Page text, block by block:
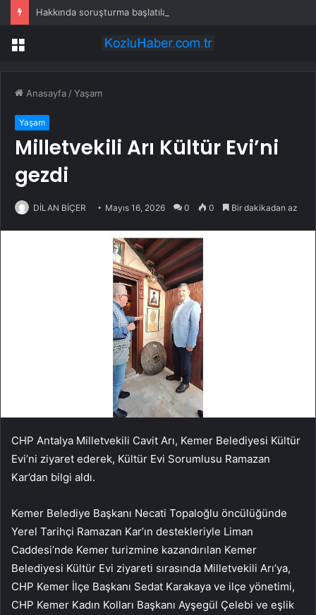
Menü
Anasayfa /Yaşam
Yaşam
Milletvekili Arı Kültür Evi’ni
gezdi
DİLAN BİÇER Mayıs 16, 2026 0 0 Bir dakikadan az
CHP Antalya Milletvekili Cavit Arı, Kemer Belediyesi Kültür
Evi’ni ziyaret ederek, Kültür Evi Sorumlusu Ramazan
Kar’dan bilgi aldı.
Kemer Belediye Başkanı Necati Topaloğlu öncülüğünde
Yerel Tarihçi Ramazan Kar’ın destekleriyle Liman
Caddesi’nde Kemer turizmine kazandırılan Kemer
Belediyesi Kültür Evi ziyareti sırasında Milletvekili Arı’ya,
CHP Kemer İlçe Başkanı Sedat Karakaya ve ilçe yönetimi,
CHP Kemer Kadın Kolları Başkanı Ayşegül Çelebi ve eşlik